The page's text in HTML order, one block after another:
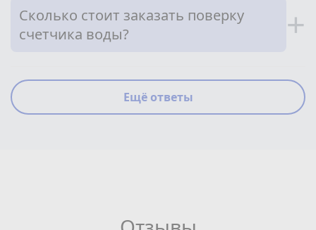
Сколько стоит заказать поверку
счетчика воды?
+
Ещё ответы